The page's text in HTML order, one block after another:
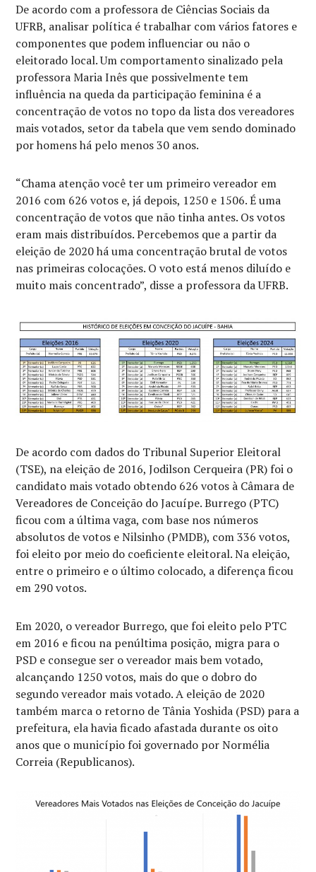
De acordo com a professora de Ciências Sociais da
UFRB, analisar política é trabalhar com vários fatores e
componentes que podem influenciar ou não o
eleitorado local. Um comportamento sinalizado pela
professora Maria Inês que possivelmente tem
influência na queda da participação feminina é a
concentração de votos no topo da lista dos vereadores
mais votados, setor da tabela que vem sendo dominado
por homens há pelo menos 30 anos.
“Chama atenção você ter um primeiro vereador em
2016 com 626 votos e, já depois, 1250 e 1506. É uma
concentração de votos que não tinha antes. Os votos
eram mais distribuídos. Percebemos que a partir da
eleição de 2020 há uma concentração brutal de votos
nas primeiras colocações. O voto está menos diluído e
muito mais concentrado”, disse a professora da UFRB.
De acordo com dados do Tribunal Superior Eleitoral
(TSE), na eleição de 2016, Jodilson Cerqueira (PR) foi o
candidato mais votado obtendo 626 votos à Câmara de
Vereadores de Conceição do Jacuípe. Burrego (PTC)
ficou com a última vaga, com base nos números
absolutos de votos e Nilsinho (PMDB), com 336 votos,
foi eleito por meio do coeficiente eleitoral. Na eleição,
entre o primeiro e o último colocado, a diferença ficou
em 290 votos.
Em 2020, o vereador Burrego, que foi eleito pelo PTC
em 2016 e ficou na penúltima posição, migra para o
PSD e consegue ser o vereador mais bem votado,
alcançando 1250 votos, mais do que o dobro do
segundo vereador mais votado. A eleição de 2020
também marca o retorno de Tânia Yoshida (PSD) para a
prefeitura, ela havia ficado afastada durante os oito
anos que o município foi governado por Normélia
Correia (Republicanos).